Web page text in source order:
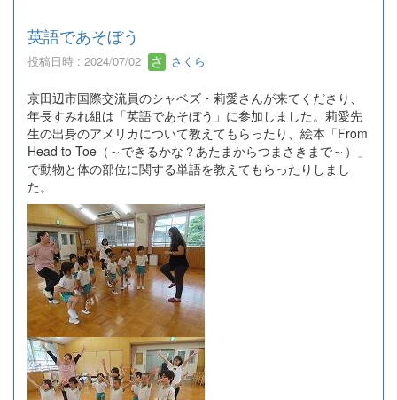
英語であそぼう
投稿日時 : 2024/07/02 さくら
京田辺市国際交流員のシャベズ・莉愛さんが来てくださり、
年長すみれ組は「英語であそぼう」に参加しました。莉愛先
生の出身のアメリカについて教えてもらったり、絵本「From
Head to Toe（～できるかな？あたまからつまさきまで～）」
で動物と体の部位に関する単語を教えてもらったりしまし
た。